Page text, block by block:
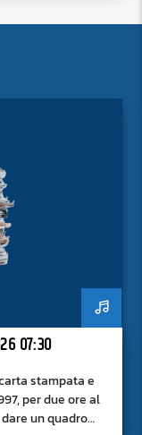
07:30
stampata e
per due ore al
un quadro